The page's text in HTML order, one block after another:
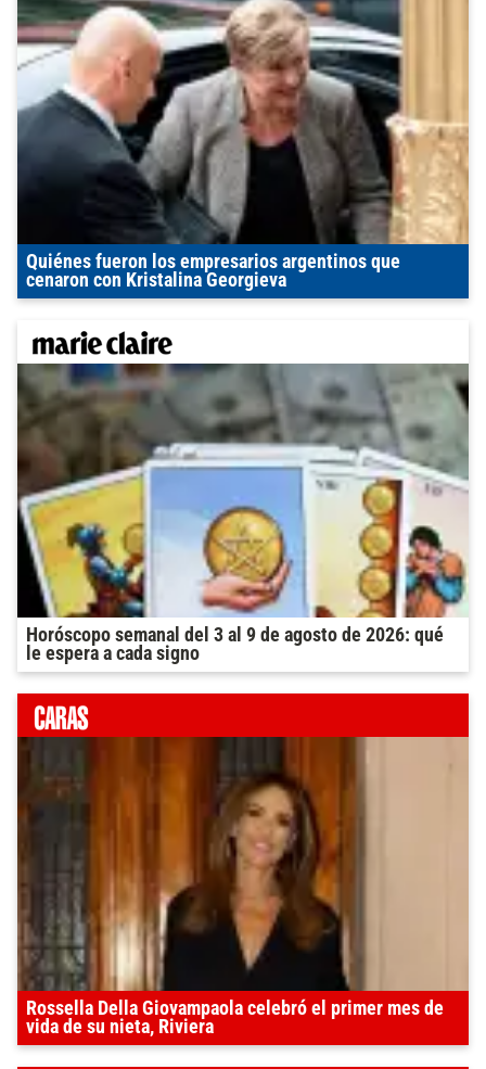
Quiénes fueron los empresarios argentinos que
cenaron con Kristalina Georgieva
Horóscopo semanal del 3 al 9 de agosto de 2026: qué
le espera a cada signo
Rossella Della Giovampaola celebró el primer mes de
vida de su nieta, Riviera